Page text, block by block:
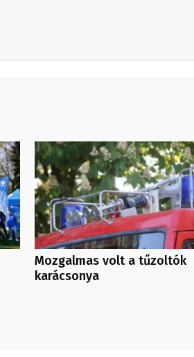
Mozgalmas volt a tűzoltók
karácsonya